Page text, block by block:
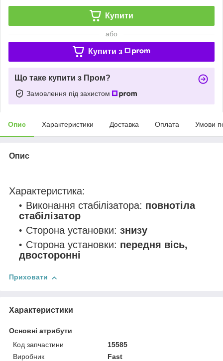
Купити
або
Купити з
Що таке купити з Пром?
Замовлення під захистом
Опис Характеристики Доставка Оплата Умови
Опис
Характеристика:
Виконання стабілізатора: повнотіла
стабілізатор
Сторона установки: знизу
Сторона установки: передня вісь,
двосторонні
Приховати
Характеристики
Основні атрибути
Код запчастини
15585
Виробник
Fast